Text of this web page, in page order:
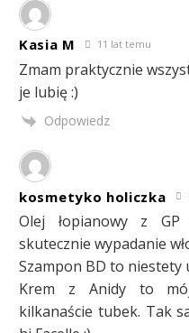
Kasia M 11 lat temu
Zmam praktycznie
je lubię :)
Odpowiedz
kosmetyko holiczka
Olej łopianowy z GP
skutecznie wypadanie
Szampon BD to niestety
Krem z Anidy to mój
kilkanaście tubek. Tak